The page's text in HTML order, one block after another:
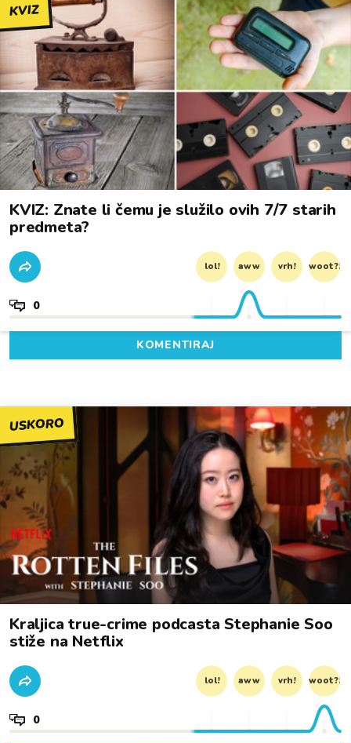
KVIZ
KVIZ: Znate li čemu je služilo ovih 7/7 starih
predmeta?
lol! aww vrh! woot?!
0
KOMENTIRAJ
USKORO
Kraljica true-crime podcasta Stephanie Soo
stiže na Netflix
lol! aww vrh! woot?!
0